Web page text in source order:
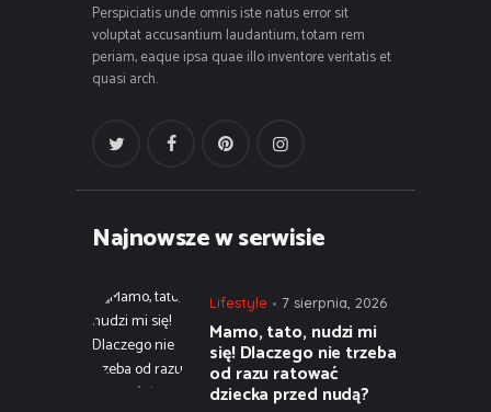
Perspiciatis unde omnis iste natus error sit
voluptat accusantium laudantium, totam rem
periam, eaque ipsa quae illo inventore veritatis et
quasi arch.
Najnowsze w serwisie
Lifestyle 7 sierpnia, 2026
Mamo, tato, nudzi mi
się! Dlaczego nie trzeba
od razu ratować
dziecka przed nudą?